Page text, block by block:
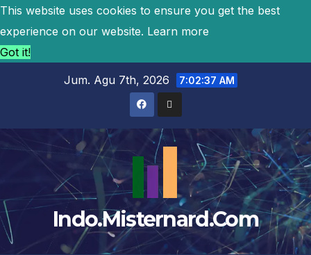
This website uses cookies to ensure you get the best
experience on our website. Learn more
Got it!
Jum. Agu 7th, 2026
7:02:37 AM
Indo.Misternard.Com